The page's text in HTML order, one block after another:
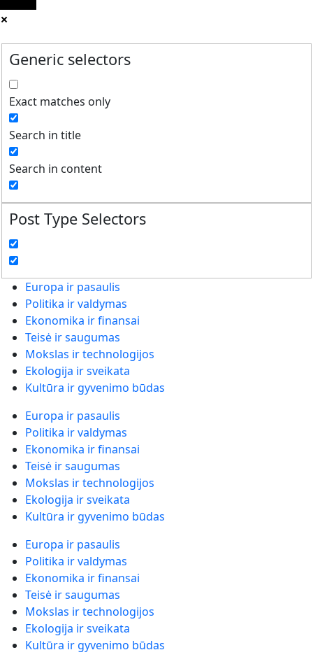
Generic selectors
Exact matches only
Search in title
Search in content
Post Type Selectors
Europa ir pasaulis
Politika ir valdymas
Ekonomika ir finansai
Teisė ir saugumas
Mokslas ir technologijos
Ekologija ir sveikata
Kultūra ir gyvenimo būdas
Europa ir pasaulis
Politika ir valdymas
Ekonomika ir finansai
Teisė ir saugumas
Mokslas ir technologijos
Ekologija ir sveikata
Kultūra ir gyvenimo būdas
Europa ir pasaulis
Politika ir valdymas
Ekonomika ir finansai
Teisė ir saugumas
Mokslas ir technologijos
Ekologija ir sveikata
Kultūra ir gyvenimo būdas